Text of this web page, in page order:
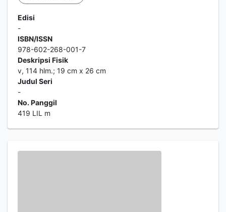
Edisi
-
ISBN/ISSN
978-602-268-001-7
Deskripsi Fisik
v, 114 hlm.; 19 cm x 26 cm
Judul Seri
-
No. Panggil
419 LIL m